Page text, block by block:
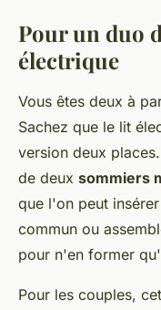
Pour un duo
électrique
Vous êtes deux à
Sachez que le lit
version deux
de deux sommiers
que l'on peut
commun ou
pour n'en former
Pour les couples,